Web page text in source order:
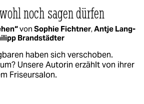
noch sagen dürfen
von Sophie Fichtner,Antje Lang-
Brandstädter
haben sich verschoben.
Unsere Autorin erzählt von ihrer
Friseursalon.